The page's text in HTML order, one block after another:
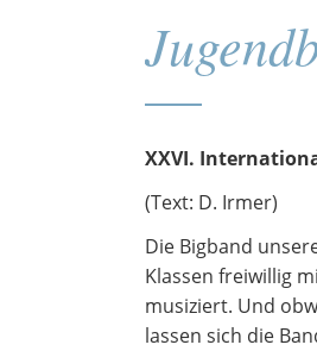
XXVI.
(Text: D. Irmer)
Die Bigband
Klassen freiwillig
musiziert. Und
lassen sich die